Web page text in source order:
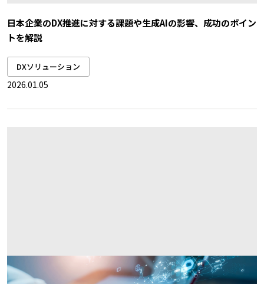
日本企業のDX推進に対する課題や生成AIの影響、成功のポイン
トを解説
DXソリューション
2026.01.05